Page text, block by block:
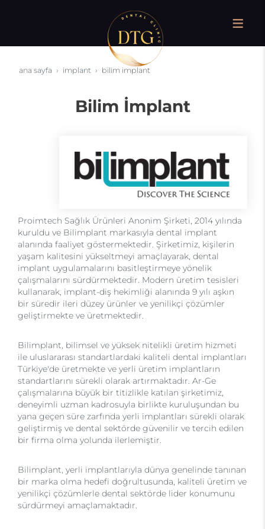
ana sayfa i̇mplant bilim i̇mplant
Bilim İmplant
Proimtech Sağlık Ürünleri Anonim Şirketi, 2014 yılında
kuruldu ve Bilimplant markasıyla dental implant
alanında faaliyet göstermektedir. Şirketimiz, kişilerin
yaşam kalitesini yükseltmeyi amaçlayarak, dental
implant uygulamalarını basitleştirmeye yönelik
çalışmalarını sürdürmektedir. Modern üretim tesisleri
kullanarak, implant-diş hekimliği alanında 9 yılı aşkın
bir süredir ileri düzey ürünler ve yenilikçi çözümler
geliştirmekte ve üretmektedir.
Bilimplant, bilimsel ve yüksek nitelikli üretim hizmeti
ile uluslararası standartlardaki kaliteli dental implantları
Türkiye'de üretmekte ve yerli üretim implantların
standartlarını sürekli olarak artırmaktadır. Ar-Ge
çalışmalarına büyük bir titizlikle katılan şirketimiz,
deneyimli uzman kadrosuyla birlikte kuruluşundan bu
yana geçen süre zarfında yerli implantları sürekli olarak
geliştirmiş ve dental sektörde güvenilir ve tercih edilen
bir firma olma yolunda ilerlemiştir.
Bilimplant, yerli implantlarıyla dünya genelinde tanınan
bir marka olma hedefi doğrultusunda, kaliteli üretim ve
yenilikçi çözümlerle dental sektörde lider konumunu
sürdürmeyi amaçlamaktadır.